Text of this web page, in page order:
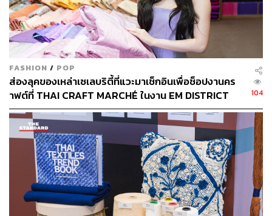
ลองนึกถึงวันที่ตื่นมาแล้วอยากดูน่ารัก โดยไม่ต้องพยายามให้
มากมาย วันแบบนั้นแค่หยิบ
อกซี่ มาแมตช์กับกระโปรงมินิพลีต ที่เพิ่มความมีชีวิตชีวาให้
ลุคออกมาน่ารักและสดใส แต่ยังดูคล่องตัว มั่นใจสไตล์คน
เมือง ด้วยเนื้อผ้า AIRism ที่ใส่แล้วรู้สึกสบาย เย็นผิว ไม่ร้อน
เหมาะกับวันชิลๆ ไม่ว่าจะเป็นวันที่แฮงก์เอาต์กับเพื่อนหรือไป
คาเฟ่ฮอปปิ้งในวันหยุดสุดสัปดาห์
How to Match:วันไหนที่มีนัดเป็นทางการต้องพบปะผู้คน แค่
หยิบ Blazer หรือ Cardigan มาทับ พร้อมสวม Loafers ก็ยกระ
ดับลุคให้ทางการขึ้นได้ทันที หรือถ้าอยากปรับลุคให้สบาย ก็
ใส่ Sneakers แทน
FASHION / POP
ส่องลุคของเหล่าเซเลบริตี้ที่แวะมาเช็กอินเพื่อช็อปงานคร
าฟต์ที่ THAI CRAFT MARCHÉ ในงาน EM DISTRICT
SENSE OF THAI 2026 [PR NEWS]
104